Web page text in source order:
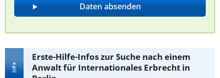
Erste-Hilfe-Infos zur Suche nach einem
Anwalt für Internationales Erbrecht in